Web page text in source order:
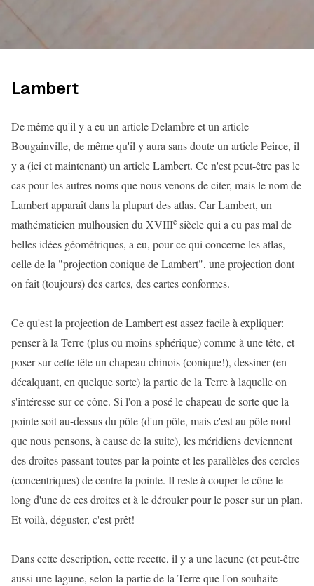
Lambert
De même qu'il y a eu un article Delambre et un article
Bougainville, de même qu'il y aura sans doute un article Peirce, il
y a (ici et maintenant) un article Lambert. Ce n'est peut-être pas le
cas pour les autres noms que nous venons de citer, mais le nom de
Lambert apparaît dans la plupart des atlas. Car Lambert, un
mathématicien mulhousien du XVIIIe siècle qui a eu pas mal de
belles idées géométriques, a eu, pour ce qui concerne les atlas,
celle de la "projection conique de Lambert", une projection dont
on fait (toujours) des cartes, des cartes conformes.
Ce qu'est la projection de Lambert est assez facile à expliquer:
penser à la Terre (plus ou moins sphérique) comme à une tête, et
poser sur cette tête un chapeau chinois (conique!), dessiner (en
décalquant, en quelque sorte) la partie de la Terre à laquelle on
s'intéresse sur ce cône. Si l'on a posé le chapeau de sorte que la
pointe soit au-dessus du pôle (d'un pôle, mais c'est au pôle nord
que nous pensons, à cause de la suite), les méridiens deviennent
des droites passant toutes par la pointe et les parallèles des cercles
(concentriques) de centre la pointe. Il reste à couper le cône le
long d'une de ces droites et à le dérouler pour le poser sur un plan.
Et voilà, déguster, c'est prêt!
Dans cette description, cette recette, il y a une lacune (et peut-être
aussi une lagune, selon la partie de la Terre que l'on souhaite